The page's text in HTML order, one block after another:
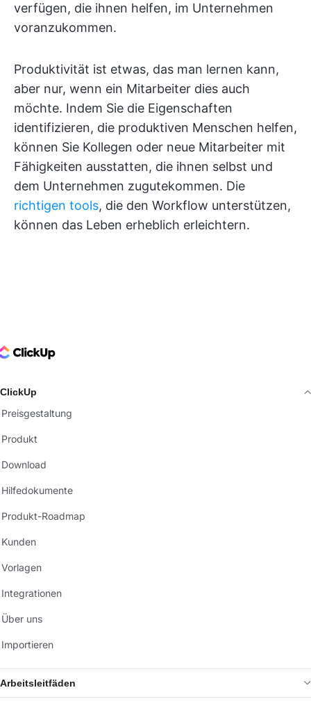
verfügen, die ihnen helfen, im Unternehmen
voranzukommen.
Produktivität ist etwas, das man lernen kann,
aber nur, wenn ein Mitarbeiter dies auch
möchte. Indem Sie die Eigenschaften
identifizieren, die produktiven Menschen helfen,
können Sie Kollegen oder neue Mitarbeiter mit
Fähigkeiten ausstatten, die ihnen selbst und
dem Unternehmen zugutekommen. Die
richtigen tools, die den Workflow unterstützen,
können das Leben erheblich erleichtern.
Logo
ClickUp
Preisgestaltung
Produkt
Download
Hilfedokumente
Produkt-Roadmap
Kunden
Vorlagen
Integrationen
Über uns
Importieren
Arbeitsleitfäden